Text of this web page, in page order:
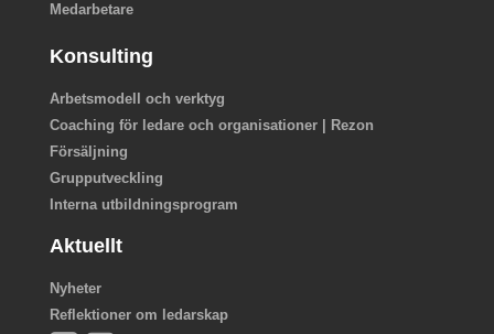
Medarbetare
Konsulting
Arbetsmodell och verktyg
Coaching för ledare och organisationer | Rezon
Försäljning
Grupputveckling
Interna utbildningsprogram
Aktuellt
Nyheter
Reflektioner om ledarskap